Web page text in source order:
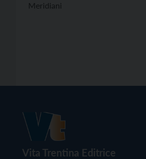
Meridiani
Vita Trentina Editrice